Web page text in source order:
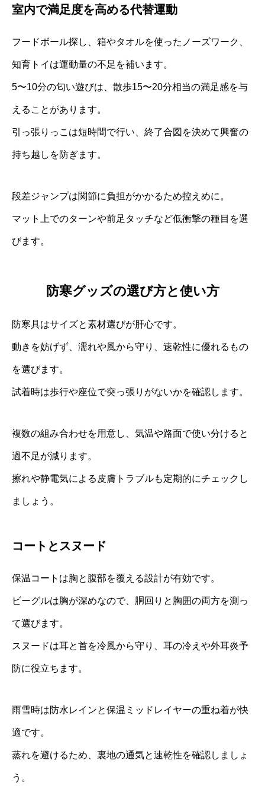
室内で満足度を高める代替運動
フードボール探し、箱やタオルを使ったノーズワーク、
知育トイは運動量の不足を補います。
5〜10分の匂い遊びは、散歩15〜20分相当の満足感を与
えることがあります。
引っ張りっこは短時間で行い、終了合図を決めて興奮の
持ち越しを防ぎます。
段差ジャンプは関節に負担がかかるため控えめに。
マット上でのターンや前足タッチなど低衝撃の種目を選
びます。
防寒グッズの選び方と使い方
防寒具はサイズと素材選びが肝心です。
動きを妨げず、濡れや風から守り、速乾性に優れるもの
を選びます。
試着時は歩行や座位で突っ張りがないかを確認します。
複数の組み合わせを用意し、気温や路面で使い分けると
過不足が減ります。
擦れや静電気による皮膚トラブルも定期的にチェックし
ましょう。
コートとスヌード
保温コートは胸と腹部を覆える設計が有効です。
ビーグルは胸が深めなので、胴回りと胸囲の両方を測っ
て選びます。
スヌードは耳と首を冷風から守り、耳の冷えや外耳炎予
防に役立ちます。
雨雪時は防水レインと保温ミッドレイヤーの重ね着が快
適です。
蒸れを避けるため、裏地の通気と速乾性を確認しましょ
う。